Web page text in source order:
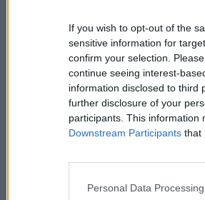
If you wish to opt-out of the
sensitive information for
confirm your selection.
continue seeing interest-
information disclosed to third
further disclosure of your
participants. This information
Downstream Participants that
Personal Data